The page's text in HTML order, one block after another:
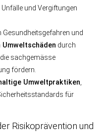
Unfälle und Vergiftungen
Gesundheitsgefahren und
Umweltschäden durch
sachgemässe
fördern.
Umweltpraktiken
für
Risikoprävention und